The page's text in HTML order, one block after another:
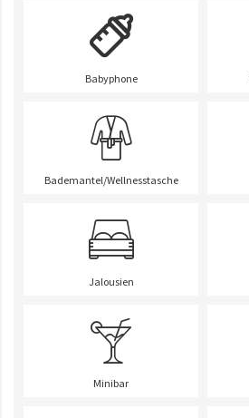
Babyphone
Bademantel/Wellnesstasche
Jalousien
Minibar